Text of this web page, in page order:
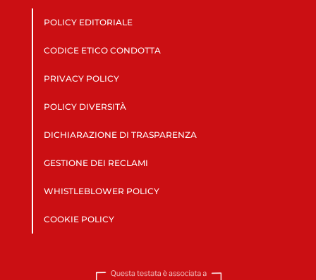
POLICY EDITORIALE
CODICE ETICO CONDOTTA
PRIVACY POLICY
POLICY DIVERSITÀ
DICHIARAZIONE DI TRASPARENZA
GESTIONE DEI RECLAMI
WHISTLEBLOWER POLICY
COOKIE POLICY